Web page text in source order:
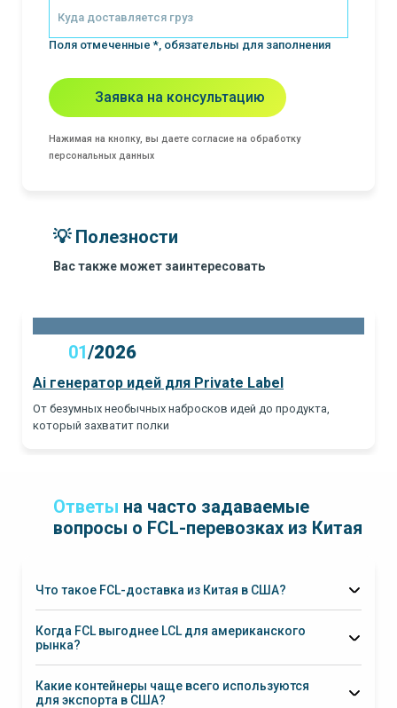
Поля отмеченные *, обязательны для заполнения
Заявка на консультацию
Нажимая на кнопку, вы даете согласие на обработку
персональных данных
💡 Полезности
Вас также может заинтересовать
01/2026
Ai генератор идей для Private Label
От безумных необычных набросков идей до продукта,
который захватит полки
Ответы на часто задаваемые
вопросы о FCL-перевозках из Китая
Что такое FCL-доставка из Китая в США?
Когда FCL выгоднее LCL для американского
рынка?
Какие контейнеры чаще всего используются
для экспорта в США?